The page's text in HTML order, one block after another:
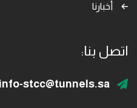
أخبارنا
اتصل بنا:
info-stcc@tunnels.sa